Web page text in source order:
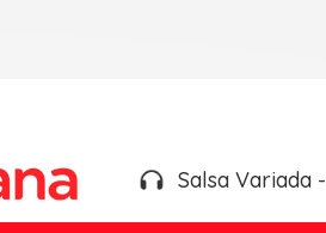
Salsa Variada -